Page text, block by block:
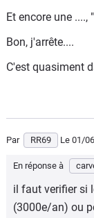
monétaire ce
pourcentage.
Et fait varier ce
Et que l'on ne
ces taxes
Et encore une ....,
Bon, j'arrête....
C'est quasiment
Par RR69 Le 01/
En réponse à
il faut verifier si
(3000e/an) ou